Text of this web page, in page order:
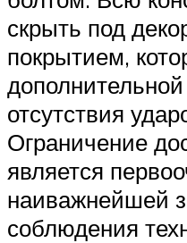
скрыть под
покрытием,
дополнительной
отсутствия
Ограничение
является
наиважнейшей
соблюдения